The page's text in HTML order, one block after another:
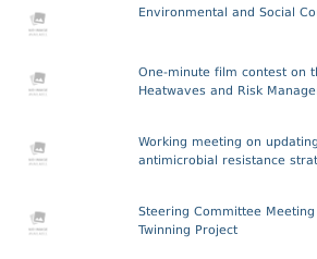
Environmental and Social
One-minute film contest on
Heatwaves and Risk
Working meeting on
antimicrobial resistance
Steering Committee Meeting
Twinning Project